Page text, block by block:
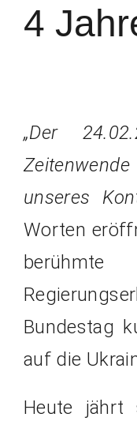
4
„Der
unseres
Worten
Bundestag
auf die
Heute jährt